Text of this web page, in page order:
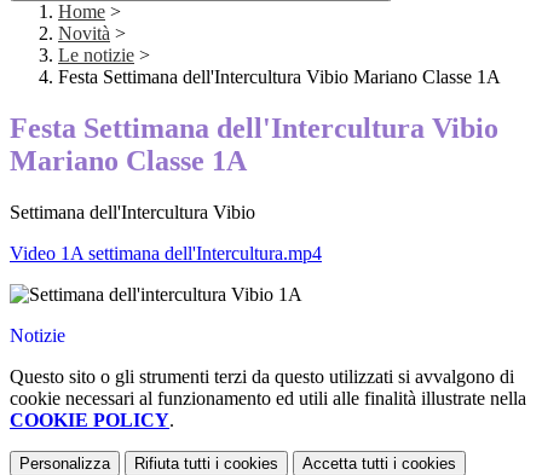
Home >
Novità >
Le notizie >
Festa Settimana dell'Intercultura Vibio Mariano Classe 1A
Festa Settimana dell'Intercultura Vibio
Mariano Classe 1A
Settimana dell'Intercultura Vibio
Video 1A settimana dell'Intercultura.mp4
Notizie
Questo sito o gli strumenti terzi da questo utilizzati si avvalgono di
cookie necessari al funzionamento ed utili alle finalità illustrate nella
COOKIE POLICY.
Personalizza Rifiuta tutti i cookies Accetta tutti i cookies